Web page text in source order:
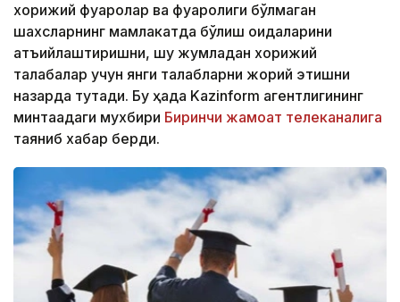
хорижий фуқаролар ва фуқаролиги бўлмаган
шахсларнинг мамлакатда бўлиш қоидаларини
қатъийлаштиришни, шу жумладан хорижий
талабалар учун янги талабларни жорий этишни
назарда тутади. Бу ҳақда Kazinform агентлигининг
минтақадаги мухбири Биринчи жамоат телеканалига
таяниб хабар берди.